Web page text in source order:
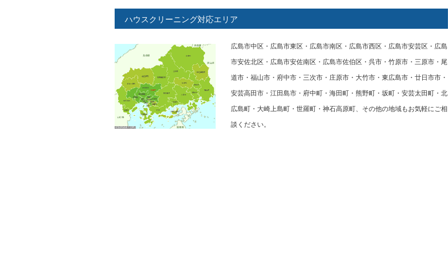
ハウスクリーニング対応エリア
広島市中区・広島市東区・広島市南区・広島市西区・広島市安芸区・広島
市安佐北区・広島市安佐南区・広島市佐伯区・呉市・竹原市・三原市・尾
道市・福山市・府中市・三次市・庄原市・大竹市・東広島市・廿日市市・
安芸高田市・江田島市・府中町・海田町・熊野町・坂町・安芸太田町・北
広島町・大崎上島町・世羅町・神石高原町、その他の地域もお気軽にご相
談ください。